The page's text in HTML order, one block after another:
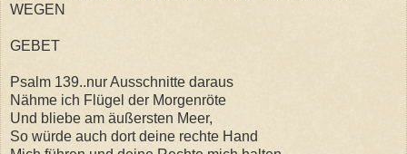
WEGEN
GEBET
Psalm 139..nur Ausschnitte daraus
Nähme ich Flügel der Morgenröte
Und bliebe am äußersten Meer,
So würde auch dort deine rechte Hand